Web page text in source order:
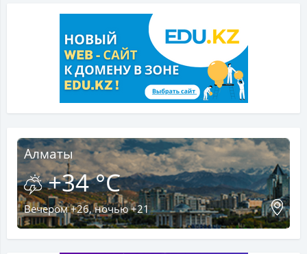
Алматы
+34 °C
Вечером +26, ночью +21